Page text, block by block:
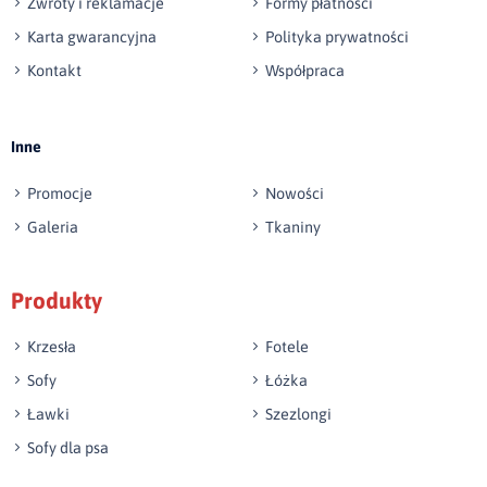
Wyślij opinię
Karta gwarancyjna
Polityka prywatności
Kontakt
Współpraca
Inne
Promocje
Nowości
Galeria
Tkaniny
Produkty
Krzesła
Fotele
Sofy
Łóżka
Ławki
Szezlongi
Sofy dla psa